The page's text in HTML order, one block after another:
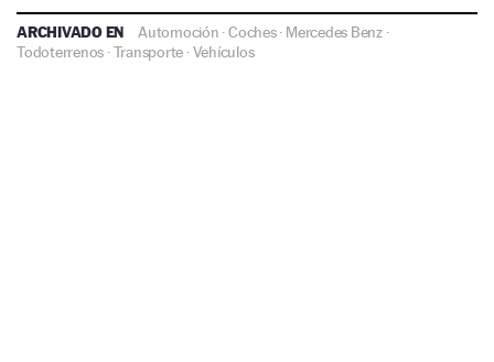
ARCHIVADO EN Automoción ·Coches· Mercedes Benz·
Todoterrenos ·Transporte ·Vehículos